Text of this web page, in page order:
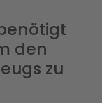
den
zu